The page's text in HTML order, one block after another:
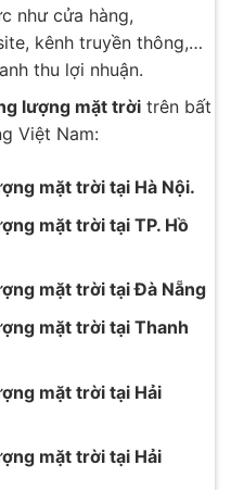
như cửa hàng,
kênh truyền thông,…
thu lợi nhuận.
lượng mặt trờitrên bất
Việt Nam:
mặt trời tại Hà Nội.
mặt trời tại TP. Hồ
mặt trời tại Đà Nẵng
mặt trời tại Thanh
mặt trời tại Hải
mặt trời tại Hải